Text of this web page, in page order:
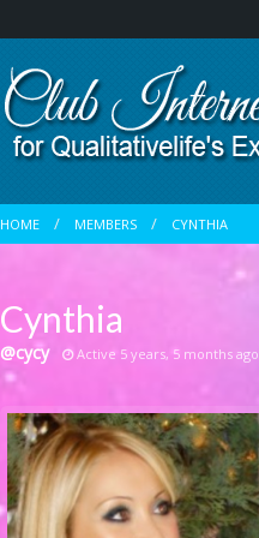
HOME MEMBERS CYNTHIA
Cynthia
@cycy Active 5 years, 5 months ago